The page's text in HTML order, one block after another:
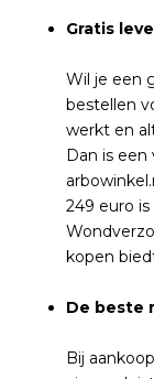
Gratis
Wil je een
bestellen
werkt en
Dan is
249 euro
kopen
De beste
Bij